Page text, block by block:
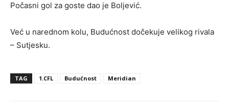
Počasni gol za goste dao je Boljević.
Već u narednom kolu, Budućnost dočekuje velikog rivala
– Sutjesku.
TAG 1.CFL Budućnost Meridian